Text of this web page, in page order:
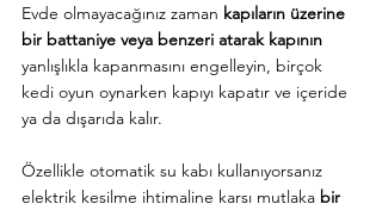
Evde olmayacağınız zaman kapıların üzerine
bir battaniye veya benzeri atarak kapının
yanlışlıkla kapanmasını engelleyin, birçok
kedi oyun oynarken kapıyı kapatır ve içeride
ya da dışarıda kalır.
Özellikle otomatik su kabı kullanıyorsanız
elektrik kesilme ihtimaline karsı mutlaka bir